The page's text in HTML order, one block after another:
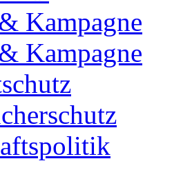
Kampagne
Kampagne